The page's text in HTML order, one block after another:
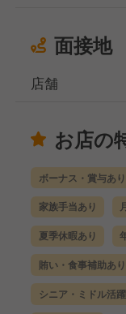
面接地
店舗
お店の
ボーナス・賞与あり
家族手当あり
夏季休暇あり
賄い・食事補助あり
シニア・ミドル活